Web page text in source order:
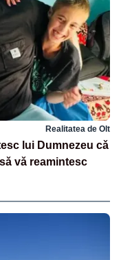
Realitatea de Olt
lui Dumnezeu cǎ
vǎ reamintesc